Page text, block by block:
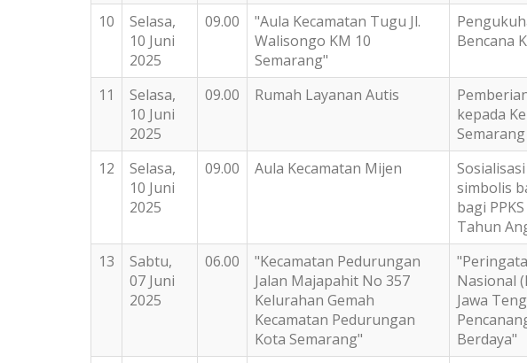
10
Selasa,
10 Juni
2025
09.00
"Aula Kecamatan Tugu Jl.
Walisongo KM 10
Semarang"
Bencana
11
Selasa,
10 Juni
2025
09.00 Rumah Layanan Autis
kepada
Semarang
12
Selasa,
10 Juni
2025
09.00 Aula Kecamatan Mijen
simbolis
bagi
Tahun
13
Sabtu,
07 Juni
2025
06.00
"Kecamatan Pedurungan
Jalan Majapahit No 357
Kelurahan Gemah
Kecamatan Pedurungan
Kota Semarang"
Nasional
Jawa
Berdaya"